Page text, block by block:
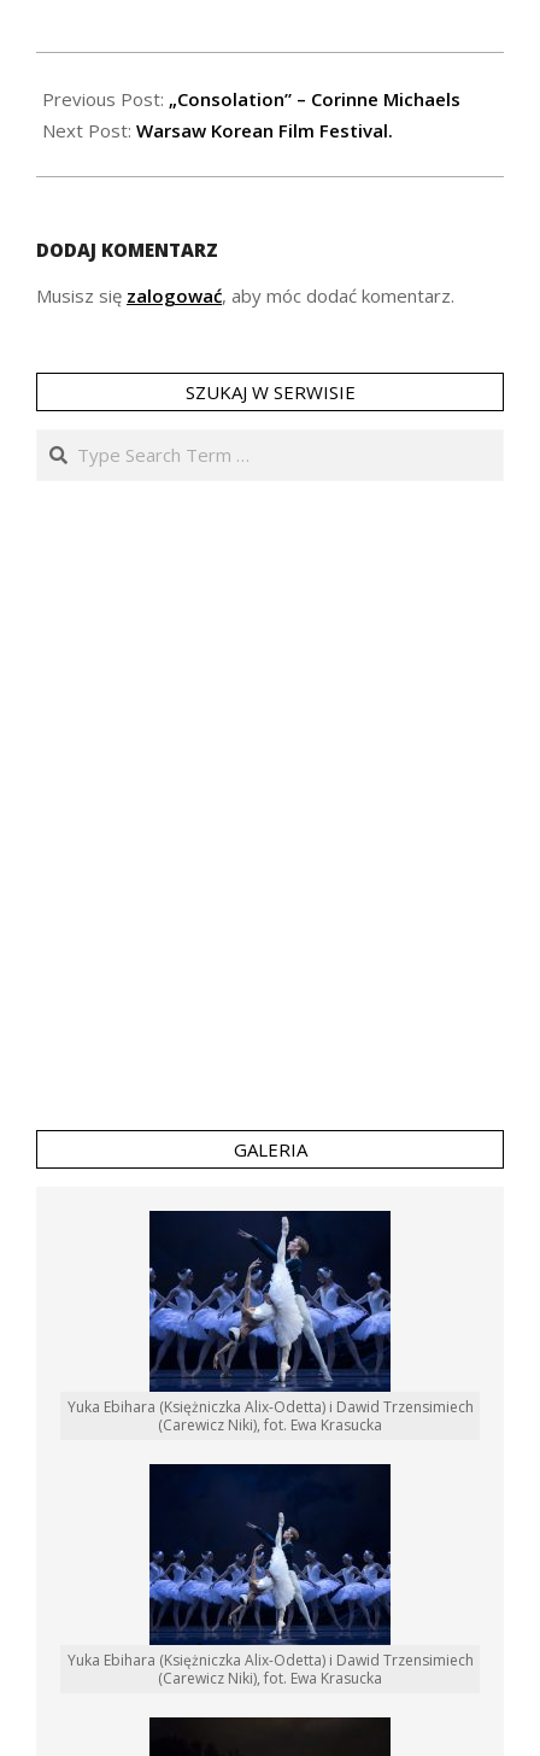
10-
18
Previous Post: „Consolation” – Corinne Michaels
Next Post: Warsaw Korean Film Festival.
DODAJ KOMENTARZ
Musisz się zalogować, aby móc dodać komentarz.
SZUKAJ W SERWISIE
Search
GALERIA
Yuka Ebihara (Księżniczka Alix-Odetta) i Dawid Trzensimiech
(Carewicz Niki), fot. Ewa Krasucka
Yuka Ebihara (Księżniczka Alix-Odetta) i Dawid Trzensimiech
(Carewicz Niki), fot. Ewa Krasucka